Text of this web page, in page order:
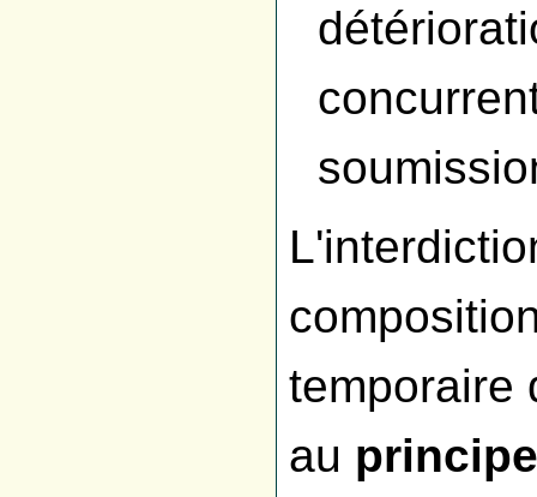
temporaire
au